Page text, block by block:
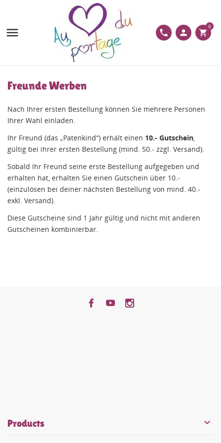
 phone person shopping_cart
0
Freunde Werben
Nach Ihrer ersten Bestellung können Sie mehrere Personen
Ihrer Wahl einladen.
Ihr Freund (das „Patenkind“) erhält einen 10.- Gutschein,
gültig bei ihrer ersten Bestellung (mind. 50.- zzgl. Versand).
Sobald Ihr Freund seine erste Bestellung aufgegeben und
erhalten hat, erhalten Sie einen Gutschein über 10.-
(einzulösen bei deiner nächsten Bestellung von mind. 40.-
exkl. Versand).
Diese Gutscheine sind 1 Jahr gültig und nicht mit anderen
Gutscheinen kombinierbar.
Products 